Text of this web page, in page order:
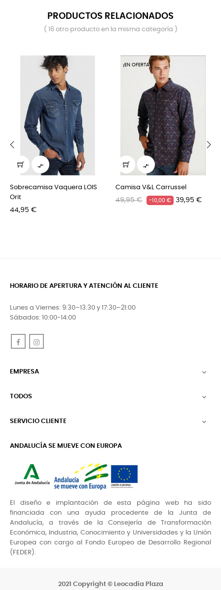
PRODUCTOS RELACIONADOS
( 16 otro producto en la misma categoría )

Sobrecamisa Vaquera LOIS
Orit
Precio
44,95 €
¡EN OFERTA!

Camisa V&L Carrussel
Precio
49,95 € -10,00 € Precio
39,95 €
HORARIO DE APERTURA Y ATENCIÓN AL CLIENTE
Lunes a Viernes: 9:30–13:30 y 17:30–21:00
Sábados: 10:00-14:00
Facebook
EMPRESA 
TODOS 
SERVICIO CLIENTE 
ANDALUCÍA SE MUEVE CON EUROPA
El diseño e implantación de esta página web ha sido
financiada con una ayuda procedente de la Junta de
Andalucía, a través de la Consejería de Transformación
Económica, Industria, Conocimiento y Universidades y la Unión
Europea con cargo al Fondo Europeo de Desarrollo Regional
(FEDER).
2021 Copyright © Leocadia Plaza